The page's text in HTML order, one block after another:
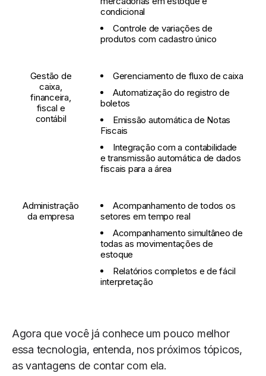
condicional
Controle de variações de
produtos com cadastro único
Gestão de
caixa,
financeira,
fiscal e
contábil
Gerenciamento de fluxo de caixa
Automatização do registro de
boletos
Emissão automática de Notas
Fiscais
Integração com a contabilidade
e transmissão automática de dados
fiscais para a área
Administração
da empresa
Acompanhamento de todos os
setores em tempo real
Acompanhamento simultâneo de
todas as movimentações de
estoque
Relatórios completos e de fácil
interpretação
Agora que você já conhece um pouco melhor
essa tecnologia, entenda, nos próximos tópicos,
as vantagens de contar com ela.